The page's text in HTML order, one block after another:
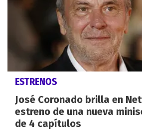
ESTRENOS
José Coronado brilla en
estreno de una nueva
de 4 capítulos